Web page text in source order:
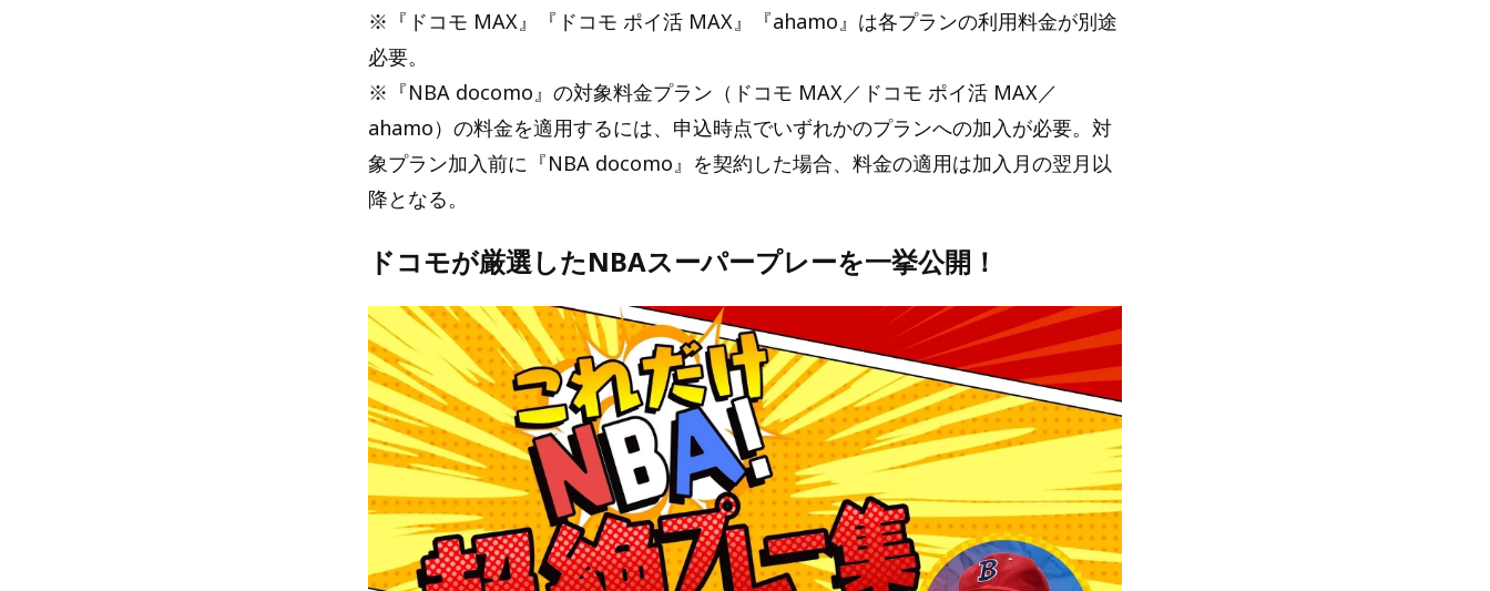
※『ドコモ MAX』『ドコモ ポイ活 MAX』『ahamo』は各プランの利用料金が別途
必要。
※『NBA docomo』の対象料金プラン（ドコモ MAX／ドコモ ポイ活 MAX／
ahamo）の料金を適用するには、申込時点でいずれかのプランへの加入が必要。対
象プラン加入前に『NBA docomo』を契約した場合、料金の適用は加入月の翌月以
降となる。
ドコモが厳選したNBAスーパープレーを一挙公開！